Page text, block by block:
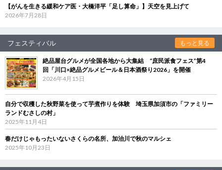
【がんを生きる緩和ケア医・大橋洋平「足し算命」】天空を見上げて
2026年7月28日
フェスティバル もっと見る
絶品屋台グルメが全国各地から大集結 “庶民派食フェス”第4
回「川口×絶品グルメビール＆日本酒祭り2026」を開催
2026年4月15日
自分で収穫した秋野菜を使って芋煮作りを体験 埼玉県加須市の「ファミリー
ランドむさしの村」
2025年11月4日
春だけじゃもったいないさくらの名所、加治川で秋のマルシェ
2025年10月23日